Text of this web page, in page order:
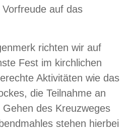
auf das
richten wir auf
Fest im kirchlichen
Aktivitäten wie das
die Teilnahme an
des Kreuzweges
stehen hierbei